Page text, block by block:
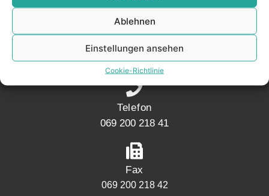
Ablehnen
Einstellungen ansehen
Cookie-Richtlinie
Adresse
Mainwesthafen Immobilien Speicherstraße 5
60327 Frankfurt
Telefon
069 200 218 41
Fax
069 200 218 42